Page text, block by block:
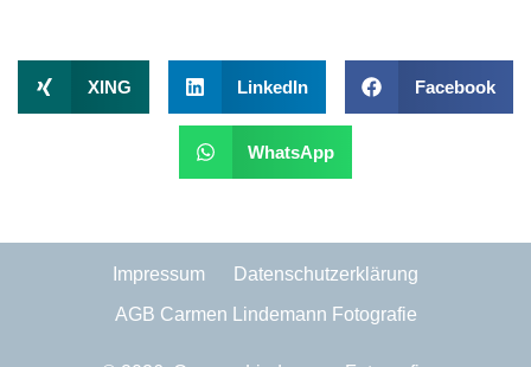
XING LinkedIn Facebook
WhatsApp
Impressum
Datenschutzerklärung
AGB Carmen Lindemann Fotografie